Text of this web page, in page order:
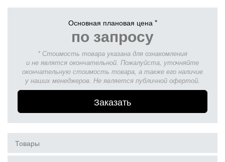
Основная плановая цена *
по запросу
* Стоимость товара указана для ознакомления
и не являтся окончательной. Пожалуйста, уточняйте
окончательную стоимость товара, а также его наличие
у наших менеджеров. Не является публичной офертой.
Заказать
Товары